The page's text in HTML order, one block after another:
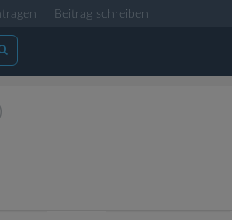
Beitrag schreiben